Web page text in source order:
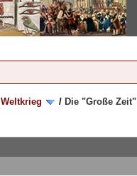
/ Die "Große Zeit"